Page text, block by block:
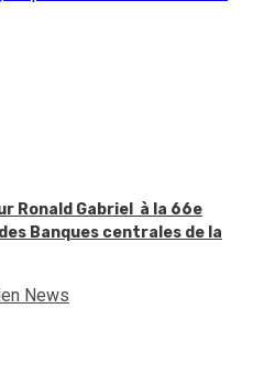
Ronald Gabriel à la 66e
Banques centrales de la
News